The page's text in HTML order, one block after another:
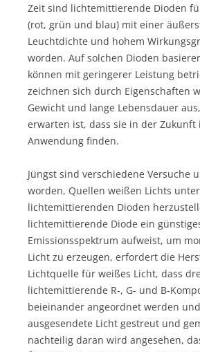
Zeit sind lichtemittierende Dioden
(rot, grün und blau) mit einer
Leuchtdichte und hohem
worden. Auf solchen Dioden
können mit geringerer Leistung
zeichnen sich durch Eigenschaften
Gewicht und lange Lebensdauer
erwarten ist, dass sie in der
Anwendung finden.
Jüngst sind verschiedene Versuche
worden, Quellen weißen Lichts
lichtemittierenden Dioden
lichtemittierende Diode ein
Emissionsspektrum aufweist, um
Licht zu erzeugen, erfordert die
Lichtquelle für weißes Licht, dass
lichtemittierende R-, G- und B-
beieinander angeordnet werden
ausgesendete Licht gestreut und
nachteilig daran wird angesehen,